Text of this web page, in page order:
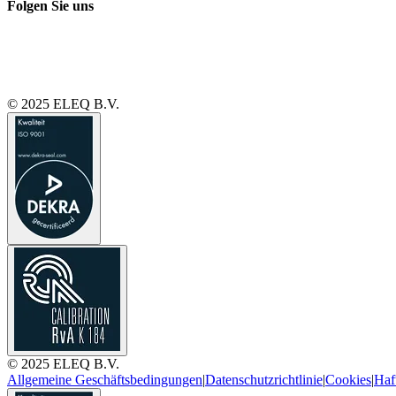
Folgen Sie uns
© 2025 ELEQ B.V.
© 2025 ELEQ B.V.
Allgemeine Geschäftsbedingungen|Datenschutzrichtlinie|Cookies|